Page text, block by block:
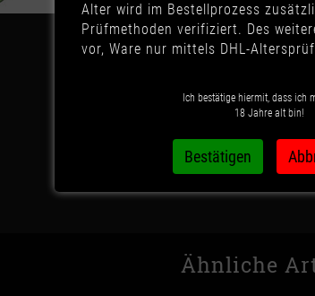
89,90 € *
Wunschzettel
Ähnliche
Alter wird im Bestellprozess
Prüfmethoden verifiziert. Des
vor, Ware nur mittels DHL-
Ich bestätige hiermit, dass ich
18 Jahre alt bin!